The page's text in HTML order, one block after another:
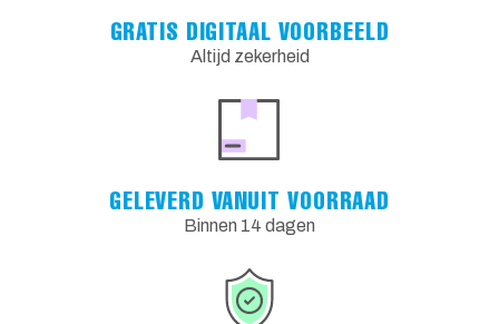
GRATIS DIGITAAL VOORBEELD
Altijd zekerheid
GELEVERD VANUIT VOORRAAD
Binnen 14 dagen